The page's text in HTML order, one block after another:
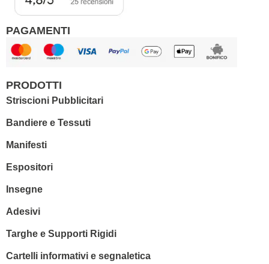
PAGAMENTI
PRODOTTI
Striscioni Pubblicitari
Bandiere e Tessuti
Manifesti
Espositori
Insegne
Adesivi
Targhe e Supporti Rigidi
Cartelli informativi e segnaletica